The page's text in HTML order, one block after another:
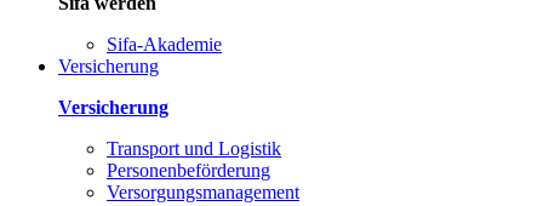
Sifa-Akademie
Versicherung
Versicherung
Transport und Logistik
Personenbeförderung
Versorgungsmanagement